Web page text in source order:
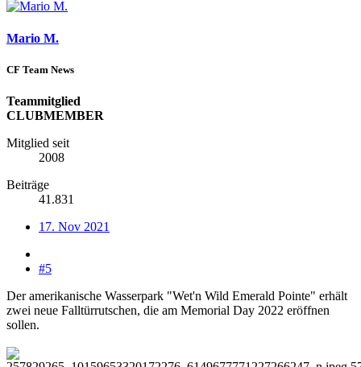
Mario M.
CF Team News
Teammitglied
CLUBMEMBER
Mitglied seit
2008
Beiträge
41.831
17. Nov 2021
#5
Der amerikanische Wasserpark "Wet'n Wild Emerald Pointe" erhält
zwei neue Falltürrutschen, die am Memorial Day 2022 eröffnen
sollen.